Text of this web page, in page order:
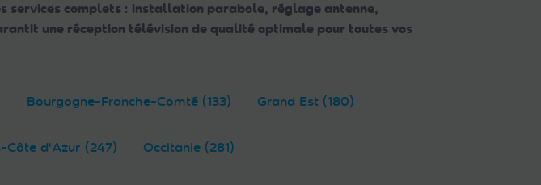
complets : installation parabole, réglage antenne,
une réception télévision de qualité optimale pour toutes vos
Bourgogne-Franche-Comté (133) Grand Est (180)
Côte d'Azur (247) Occitanie (281)